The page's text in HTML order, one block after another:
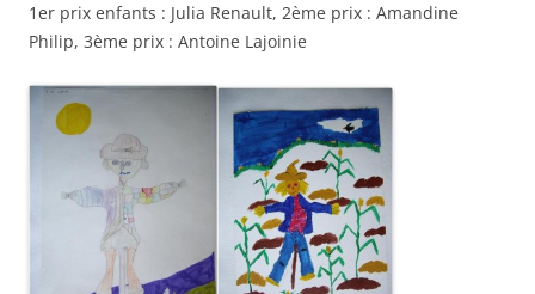
1er prix enfants : Julia Renault, 2ème prix : Amandine
Philip, 3ème prix : Antoine Lajoinie